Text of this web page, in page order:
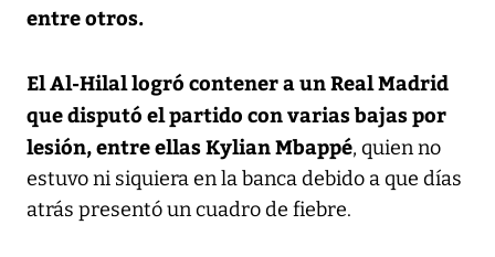
entre otros.
El Al-Hilal logró contener a un Real Madrid
que disputó el partido con varias bajas por
lesión, entre ellas Kylian Mbappé, quien no
estuvo ni siquiera en la banca debido a que días
atrás presentó un cuadro de fiebre.